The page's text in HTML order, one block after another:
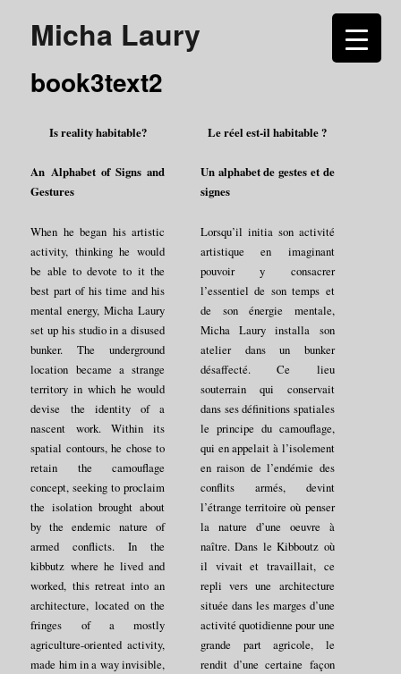
Micha Laury
book3text2
Is reality habitable?
An Alphabet of Signs and
Gestures
When he began his artistic
activity, thinking he would
be able to devote to it the
best part of his time and his
mental energy, Micha Laury
set up his studio in a disused
bunker. The underground
location became a strange
territory in which he would
devise the identity of a
nascent work. Within its
spatial contours, he chose to
retain the camouflage
concept, seeking to proclaim
the isolation brought about
by the endemic nature of
armed conflicts. In the
kibbutz where he lived and
worked, this retreat into an
architecture, located on the
fringes of a mostly
agriculture-oriented activity,
made him in a way invisible,
Le réel est-il habitable ?
Un alphabet de gestes et de
signes
Lorsqu’il initia son activité
artistique en imaginant
pouvoir y consacrer
l’essentiel de son temps et
de son énergie mentale,
Micha Laury installa son
atelier dans un bunker
désaffecté. Ce lieu
souterrain qui conservait
dans ses définitions spatiales
le principe du camouflage,
qui en appelait à l’isolement
en raison de l’endémie des
conflits armés, devint
l’étrange territoire où penser
la nature d’une oeuvre à
naître. Dans le Kibboutz où
il vivait et travaillait, ce
repli vers une architecture
située dans les marges d’une
activité quotidienne pour une
grande part agricole, le
rendit d’une certaine façon